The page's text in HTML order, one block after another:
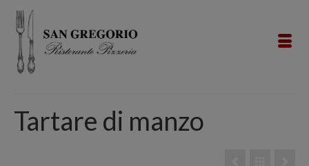
Tartare di manzo